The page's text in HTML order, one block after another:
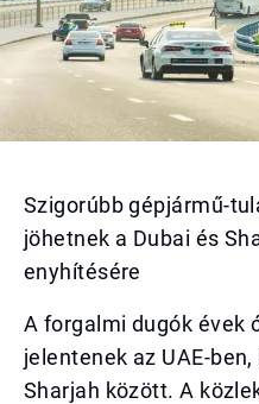
Szigorúbb gépjármű-
jöhetnek a Dubai és
enyhítésére
A forgalmi dugók évek
jelentenek az UAE-
Sharjah között. A